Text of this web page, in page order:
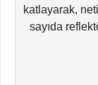
katlayarak,
sayıda